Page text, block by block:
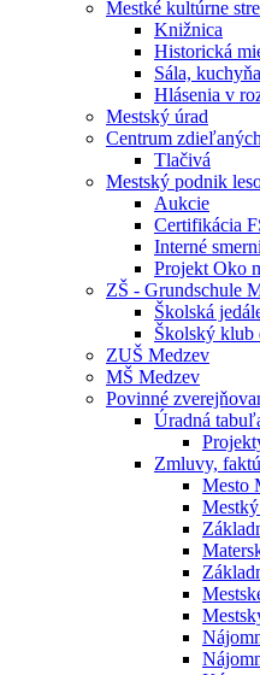
Mestké kultúrne
Knižnica
Historická
Sála,
Hlásenia v
Mestský úrad
Centrum
Tlačivá
Mestský podnik
Aukcie
Certifikácia
Interné
Projekt Oko
ZŠ - Grundschule
Školská
Školský klub
ZUŠ Medzev
MŠ Medzev
Povinné
Úradná
Zmluvy,
Mesto